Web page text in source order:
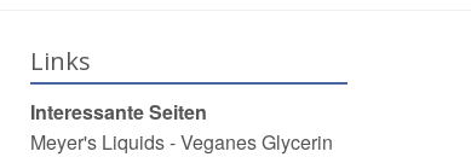
Links
Interessante Seiten
Meyer's Liquids - Veganes Glycerin